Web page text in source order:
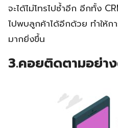
จะได้ไม่โทรไปซ้ำอีก อีกทั้ง
ไปพบลูกค้าได้อีกด้วย ทำให้ก
มากยิ่งขึ้น
3.คอยติดตามอย่า